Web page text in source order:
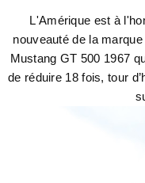
L'Amérique est à
nouveauté de la
Mustang GT 500 1967
de réduire 18 fois, tour